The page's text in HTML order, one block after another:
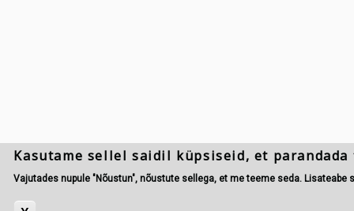
Kasutame sellel saidil küpsiseid, et
Vajutades nupule "Nõustun", nõustute sellega, et me teeme seda. Lisateabe